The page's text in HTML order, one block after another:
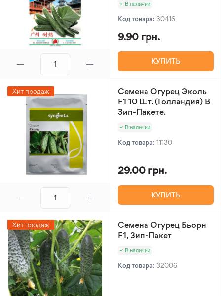
В наличии
Код товара: 30416
9.90 грн.
КУПИТЬ
Хит продаж
Семена Огурец Эколь
F1 10 Шт. (Голландия) В
Зип-Пакете.
В наличии
Код товара: 11130
29.00 грн.
КУПИТЬ
Хит продаж
Семена Огурец Бьорн
F1, Зип-Пакет
В наличии
Код товара: 32006